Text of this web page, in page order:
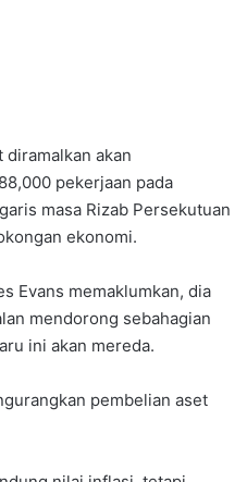
diramalkan akan
pekerjaan pada
masa Rizab Persekutuan
ekonomi.
Evans memaklumkan, dia
mendorong sebahagian
ini akan mereda.
pembelian aset